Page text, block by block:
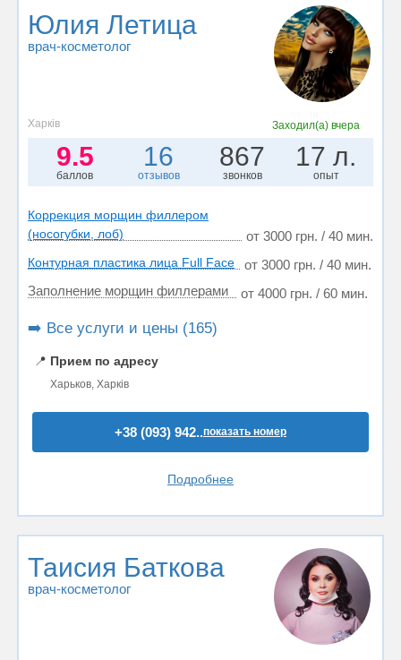
Юлия Летица
врач-косметолог
Харків Заходил(а) вчера
9.5
баллов
16
отзывов
867
звонков
17 л.
опыт
Коррекция морщин филлером
(носогубки, лоб)
от 3000 грн. / 40 мин.
Контурная пластика лица Full Face
от 3000 грн. / 40 мин.
Заполнение морщин филлерами
от 4000 грн. / 60 мин.
➡️ Все услуги и цены (165)
📍 Прием по адресу
Харьков, Харків
+38 (093) 942..показать номер
Подробнее
Таисия Баткова
врач-косметолог